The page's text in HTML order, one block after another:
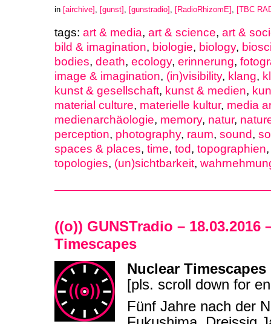
in [airchive] , [gunst] , [gunstradio] , [RadioRhizomE] , [TBC
tags: art & media, art & science, art &
bild & imagination, biologie, biology,
bodies, death, ecology, erinnerung,
image & imagination, (in)visibility, klang,
kunst & gesellschaft, kunst & medien,
material culture, materielle kultur, media
medienarchäologie, memory, natur,
perception, photography, raum, sound,
spaces & places, time, tod, topographien
topologies, (un)sichtbarkeit,
((o)) GUNSTradio – 18.03.2016
Timescapes
Nuclear Timescapes
[pls. scroll down for
Fünf Jahre nach der